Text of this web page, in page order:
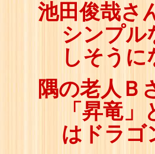
池田俊哉さ
シンプル
しそうに
隅の老人Ｂ
「昇竜
はドラゴ